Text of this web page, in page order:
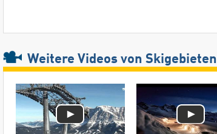
Weitere Videos von Skigebieten